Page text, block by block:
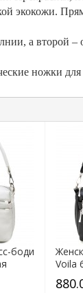
экокожи.
а второй –
ножки
боди
Voila